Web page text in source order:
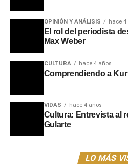
OPINIÓN Y ANÁLISIS hace 4
El rol del periodista
Max Weber
CULTURA hace 4 años
Comprendiendo a
VIDAS hace 4 años
Cultura: Entrevista al
Gularte
LO MÁS